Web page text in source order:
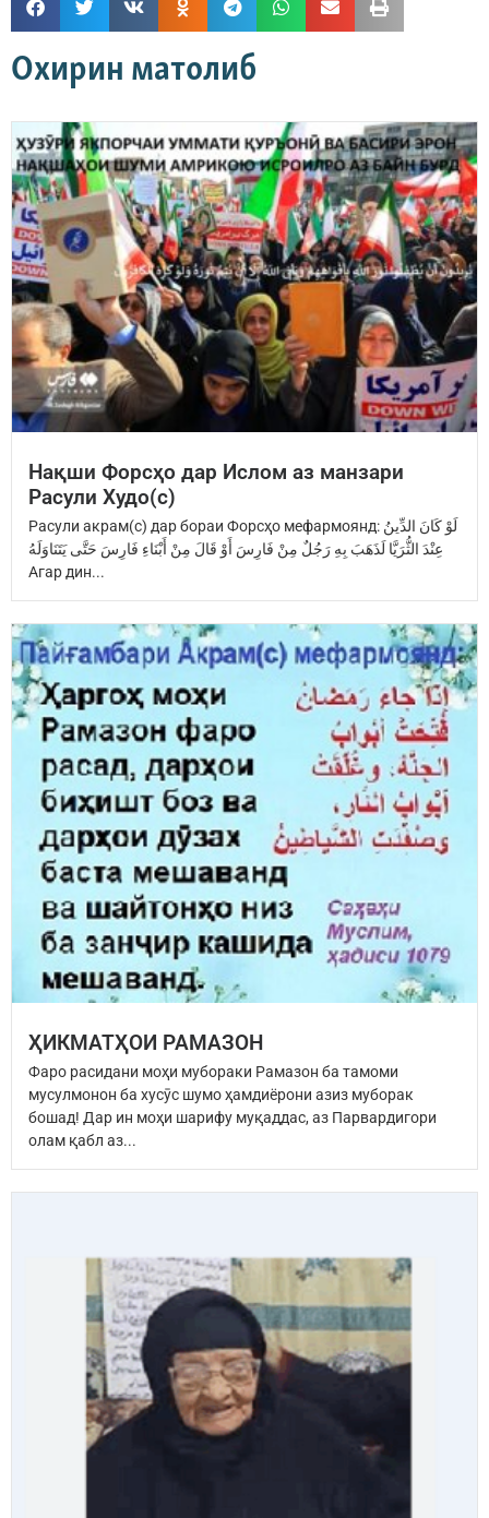
Охирин матолиб
Нақши Форсҳо дар Ислом аз манзари
Расули Худо(с)
Расули акрам(с) дар бораи Форсҳо мефармоянд: ‏لَوْ كَانَ الدِّينُ
عِنْدَ ‏الثُّرَيَّا‏ ‏لَذَهَبَ بِهِ رَجُلٌ مِنْ فَارِسَ ‏أَوْ قَالَ مِنْ أَبْنَاءِ فَارِسَ ‏حَتَّى يَتَنَاوَلَهُ
Агар дин...
ҲИКМАТҲОИ РАМАЗОН
Фаро расидани моҳи мубораки Рамазон ба тамоми
мусулмонон ба хусӯс шумо ҳамдиёрони азиз муборак
бошад! Дар ин моҳи шарифу муқаддас, аз Парвардигори
олам қабл аз...